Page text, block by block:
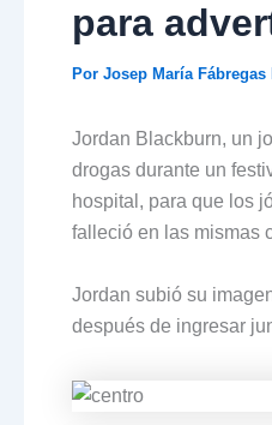
para
Por Josep María Fábregas
Jordan Blackburn, un
drogas durante un
hospital, para que los
falleció en las mismas
Jordan subió su
después de ingresar